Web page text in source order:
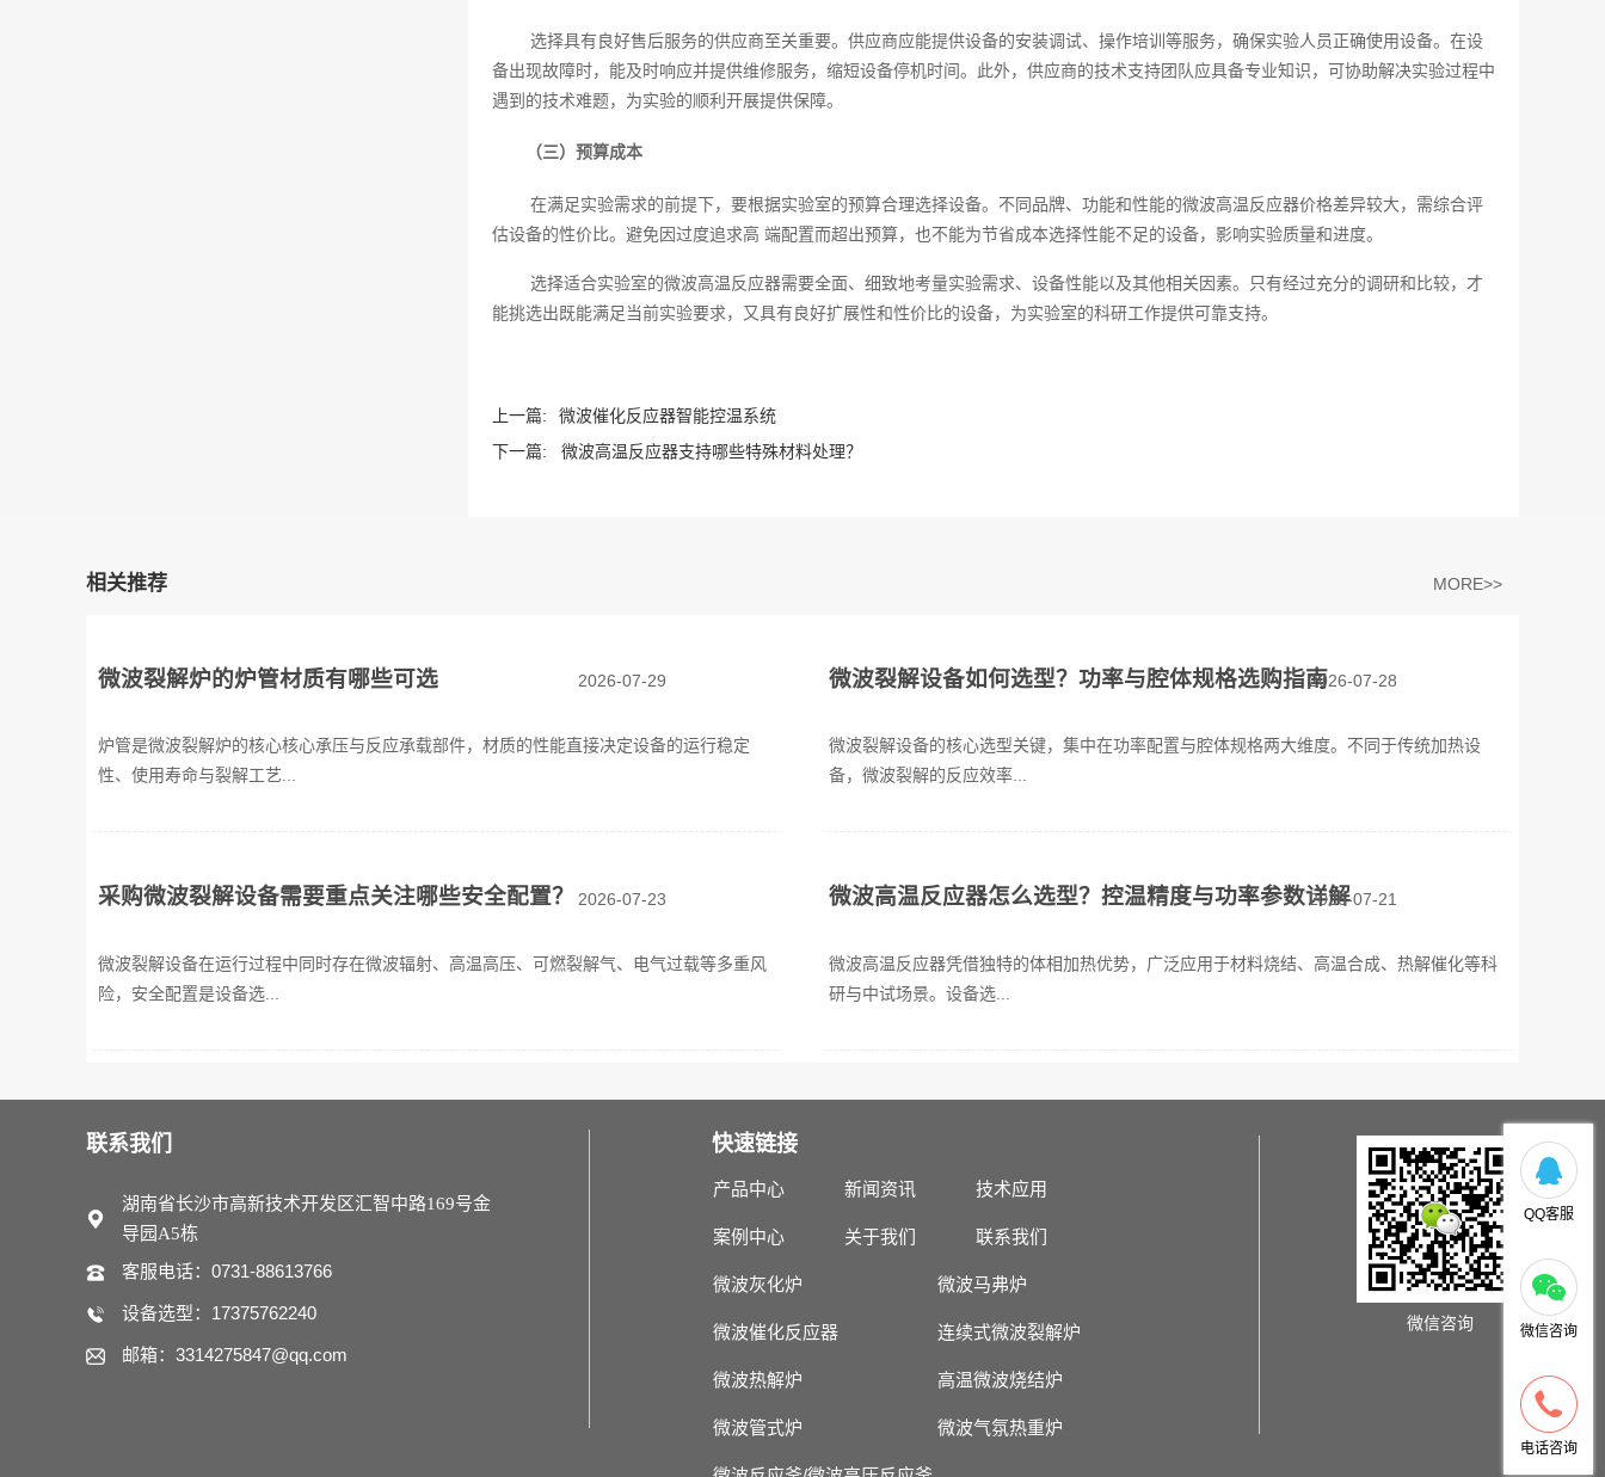
选择具有良好售后服务的供应商至关重要。供应商应能提供设备的安装调试、操作培训等服务，确保实验人员正确使用设备。在设
备出现故障时，能及时响应并提供维修服务，缩短设备停机时间。此外，供应商的技术支持团队应具备专业知识，可协助解决实验过程中
遇到的技术难题，为实验的顺利开展提供保障。
（三）预算成本
在满足实验需求的前提下，要根据实验室的预算合理选择设备。不同品牌、功能和性能的微波高温反应器价格差异较大，需综合评
估设备的性价比。避免因过度追求高 端配置而超出预算，也不能为节省成本选择性能不足的设备，影响实验质量和进度。
选择适合实验室的微波高温反应器需要全面、细致地考量实验需求、设备性能以及其他相关因素。只有经过充分的调研和比较，才
能挑选出既能满足当前实验要求，又具有良好扩展性和性价比的设备，为实验室的科研工作提供可靠支持。
上一篇:
微波催化反应器智能控温系统
下一篇:
微波高温反应器支持哪些特殊材料处理？‌
相关推荐 MORE>>
微波裂解炉的炉管材质有哪些可选
炉管是微波裂解炉的核心核心承压与反应承载部件，材质的性能直接决定设备的运行稳定
性、使用寿命与裂解工艺...
2026-07-29 微波裂解设备如何选型？功率与腔体规格选购指南
微波裂解设备的核心选型关键，集中在功率配置与腔体规格两大维度。不同于传统加热设
备，微波裂解的反应效率...
2026-07-28
采购微波裂解设备需要重点关注哪些安全配置？
微波裂解设备在运行过程中同时存在微波辐射、高温高压、可燃裂解气、电气过载等多重风
险，安全配置是设备选...
2026-07-23 微波高温反应器怎么选型？控温精度与功率参数详解
微波高温反应器凭借独特的体相加热优势，广泛应用于材料烧结、高温合成、热解催化等科
研与中试场景。设备选...
2026-07-21
联系我们
湖南省长沙市高新技术开发区汇智中路169号金
导园A5栋
客服电话：0731-88613766
设备选型：17375762240
邮箱：3314275847@qq.com
快速链接
产品中心 新闻资讯 技术应用
案例中心 关于我们 联系我们
微波灰化炉 微波马弗炉
微波催化反应器 连续式微波裂解炉
微波热解炉 高温微波烧结炉
微波管式炉 微波气氛热重炉
微信咨询
QQ客服
微信咨询
电话咨询